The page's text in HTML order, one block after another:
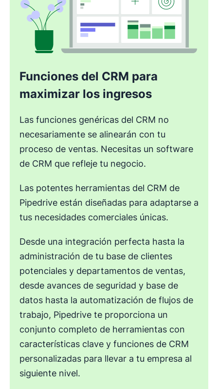
Funciones del CRM para
maximizar los ingresos
Las funciones genéricas del CRM no
necesariamente se alinearán con tu
proceso de ventas. Necesitas un software
de CRM que refleje tu negocio.
Las potentes herramientas del CRM de
Pipedrive están diseñadas para adaptarse a
tus necesidades comerciales únicas.
Desde una integración perfecta hasta la
administración de tu base de clientes
potenciales y departamentos de ventas,
desde avances de seguridad y base de
datos hasta la automatización de flujos de
trabajo, Pipedrive te proporciona un
conjunto completo de herramientas con
características clave y funciones de CRM
personalizadas para llevar a tu empresa al
siguiente nivel.